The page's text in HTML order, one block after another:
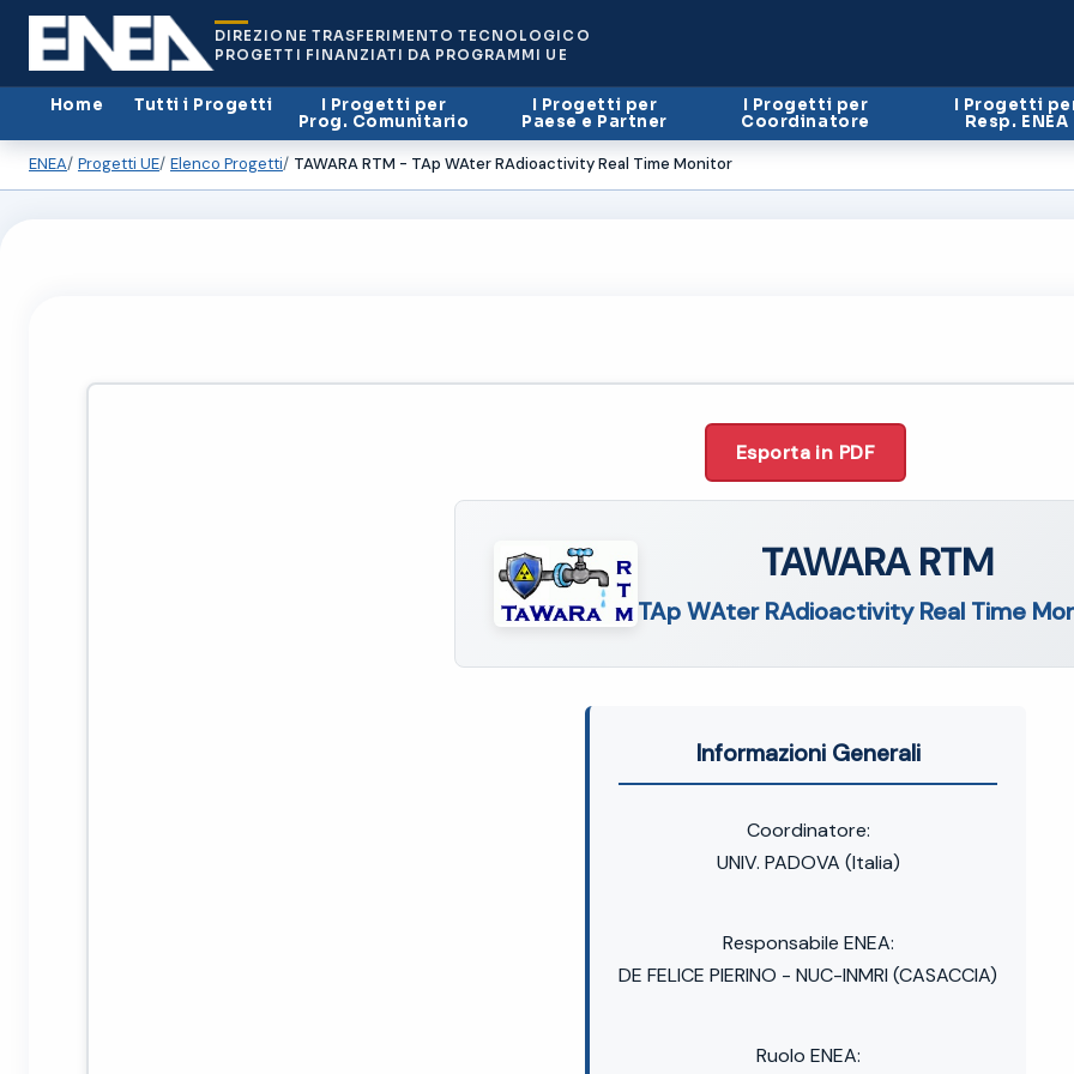
DIREZIONE TRASFERIMENTO TECNOLOGICO
PROGETTI FINANZIATI DA PROGRAMMI UE
Home Tutti i Progetti
I Progetti per
Prog. Comunitario
I Progetti per
Paese e Partner
I Progetti per
Coordinatore
I Progetti
Resp. ENEA
ENEA Progetti UE Elenco Progetti TAWARA RTM - TAp WAter RAdioactivity Real Time Monitor
Esporta in PDF
TAWARA RTM
TAp WAter RAdioactivity Real Time
Informazioni Generali
Coordinatore:
UNIV. PADOVA (Italia)
Responsabile ENEA:
DE FELICE PIERINO - NUC-INMRI (CASACCIA)
Ruolo ENEA: